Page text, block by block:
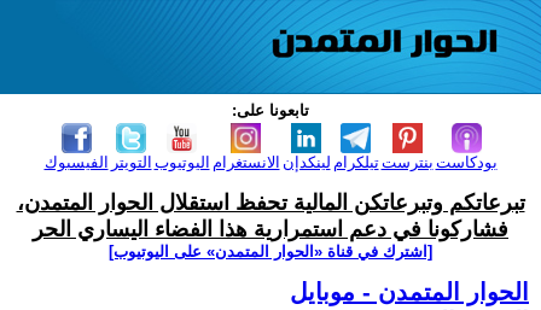
تابعونا على:
الفيسبوك التويتر اليوتيوب الانستغرام لينكدإن تيلكرامبنترست بودكاست
تبرعاتكم وتبرعاتكن المالية تحفظ استقلال الحوار المتمدن،
فشاركونا في دعم استمرارية هذا الفضاء اليساري الحر
[اشترك في قناة ‫«الحوار المتمدن» على اليوتيوب]
الحوار المتمدن - موبايل